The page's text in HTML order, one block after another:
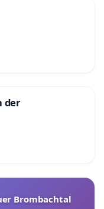
der
Brombachtal